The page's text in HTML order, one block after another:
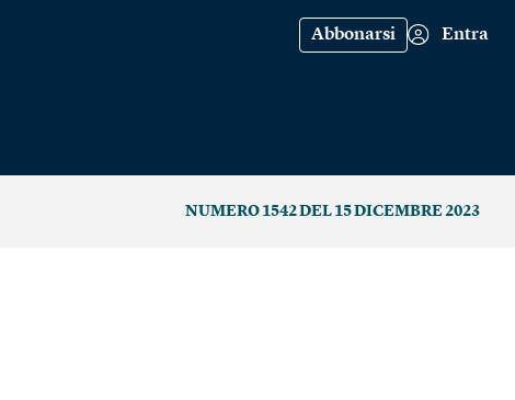
Abbonarsi Entra
NUMERO 1542 DEL 15 DICEMBRE 2023